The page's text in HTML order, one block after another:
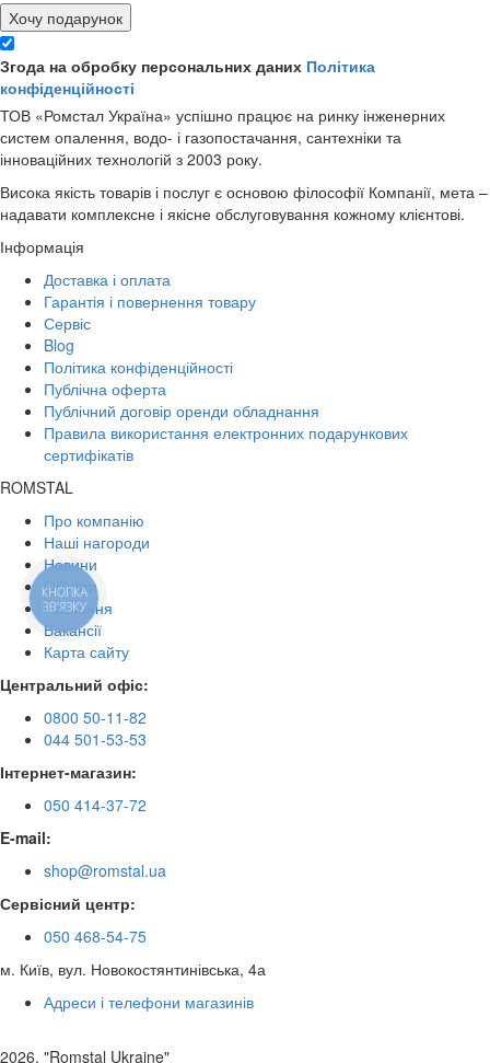
Хочу подарунок
Згода на обробку персональних даних Політика
конфіденційності
ТОВ «Ромстал Україна» успішно працює на ринку інженерних
систем опалення, водо- і газопостачання, сантехніки та
інноваційних технологій з 2003 року.
Висока якість товарів і послуг є основою філософії Компанії, мета –
надавати комплексне і якісне обслуговування кожному клієнтові.
Інформація
Доставка і оплата
Гарантія і повернення товару
Сервіс
Blog
Політика конфіденційності
Публічна оферта
Публічний договір оренди обладнання
Правила використання електронних подарункових
сертифікатів
ROMSTAL
Про компанію
Наші нагороди
Новини
Об'єкти
Навчання
Вакансії
Карта сайту
Центральний офіс:
0800 50-11-82
044 501-53-53
Інтернет-магазин:
050 414-37-72
E-mail:
shop@romstal.ua
Сервісний центр:
050 468-54-75
м. Київ, вул. Новокостянтинівська, 4а
Адреси і телефони магазинів
2026, "Romstal Ukraine"
КНОПКА
ЗВ'ЯЗКУ